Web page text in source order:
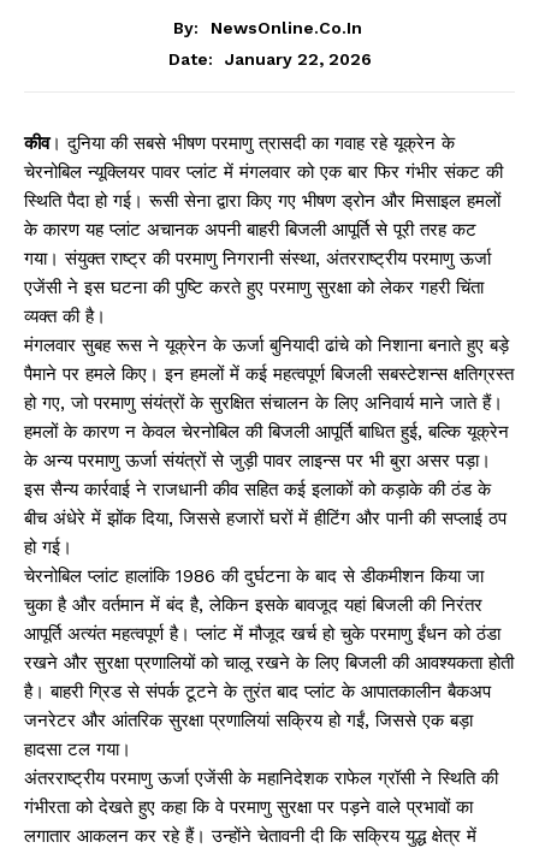
By:
NewsOnline.co.in
Date:
January 22, 2026
कीव। दुनिया की सबसे भीषण परमाणु त्रासदी का गवाह रहे यूक्रेन के
चेरनोबिल न्यूक्लियर पावर प्लांट में मंगलवार को एक बार फिर गंभीर संकट की
स्थिति पैदा हो गई। रूसी सेना द्वारा किए गए भीषण ड्रोन और मिसाइल हमलों
के कारण यह प्लांट अचानक अपनी बाहरी बिजली आपूर्ति से पूरी तरह कट
गया। संयुक्त राष्ट्र की परमाणु निगरानी संस्था, अंतरराष्ट्रीय परमाणु ऊर्जा
एजेंसी ने इस घटना की पुष्टि करते हुए परमाणु सुरक्षा को लेकर गहरी चिंता
व्यक्त की है।
मंगलवार सुबह रूस ने यूक्रेन के ऊर्जा बुनियादी ढांचे को निशाना बनाते हुए बड़े
पैमाने पर हमले किए। इन हमलों में कई महत्वपूर्ण बिजली सबस्टेशन्स क्षतिग्रस्त
हो गए, जो परमाणु संयंत्रों के सुरक्षित संचालन के लिए अनिवार्य माने जाते हैं।
हमलों के कारण न केवल चेरनोबिल की बिजली आपूर्ति बाधित हुई, बल्कि यूक्रेन
के अन्य परमाणु ऊर्जा संयंत्रों से जुड़ी पावर लाइन्स पर भी बुरा असर पड़ा।
इस सैन्य कार्रवाई ने राजधानी कीव सहित कई इलाकों को कड़ाके की ठंड के
बीच अंधेरे में झोंक दिया, जिससे हजारों घरों में हीटिंग और पानी की सप्लाई ठप
हो गई।
चेरनोबिल प्लांट हालांकि 1986 की दुर्घटना के बाद से डीकमीशन किया जा
चुका है और वर्तमान में बंद है, लेकिन इसके बावजूद यहां बिजली की निरंतर
आपूर्ति अत्यंत महत्वपूर्ण है। प्लांट में मौजूद खर्च हो चुके परमाणु ईंधन को ठंडा
रखने और सुरक्षा प्रणालियों को चालू रखने के लिए बिजली की आवश्यकता होती
है। बाहरी ग्रिड से संपर्क टूटने के तुरंत बाद प्लांट के आपातकालीन बैकअप
जनरेटर और आंतरिक सुरक्षा प्रणालियां सक्रिय हो गईं, जिससे एक बड़ा
हादसा टल गया।
अंतरराष्ट्रीय परमाणु ऊर्जा एजेंसी के महानिदेशक राफेल ग्रॉसी ने स्थिति की
गंभीरता को देखते हुए कहा कि वे परमाणु सुरक्षा पर पड़ने वाले प्रभावों का
लगातार आकलन कर रहे हैं। उन्होंने चेतावनी दी कि सक्रिय युद्ध क्षेत्र में